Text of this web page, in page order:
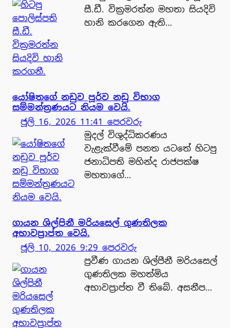
සී.ඩී. වික්‍රමරත්න මහතා සියදිවි
හානි කරගෙන ඇති…
යෝෂිතගේ නඩුව පූර්ව නඩු විභාග
සම්මන්ත්‍රණයට නියම වෙයි.
ජූලි 16, 2026 11:41 පෙරවරු
මුදල් විශුද්ධිකරණය
වැළැක්වීමේ පනත යටතේ හිටපු
ජනාධිපති මහින්ද රාජපක්ෂ
මහතාගේ…
ගායන ශිල්පිනී මරියසෙල් ගුණතිලක
අභාවප්‍රාප්ත වෙයි.
ජූලි 10, 2026 9:29 පෙරවරු
ප්‍රවීණ ගායන ශිල්පීනී මරියසෙල්
ගුණතිලක මහත්මිය
අභාවප්‍රාප්ත වී තිබේ. අසනීප…